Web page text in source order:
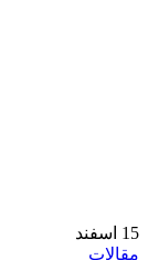
15 اسفند
مقالات